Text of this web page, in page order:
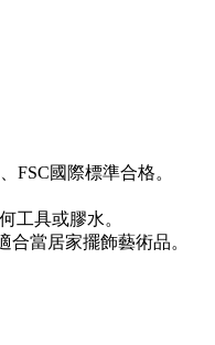
FSC國際標準合格。
工具或膠水。
合當居家擺飾藝術品。